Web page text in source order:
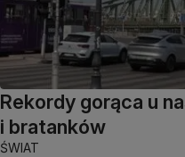
Rekordy gorąca u
i bratanków
ŚWIAT